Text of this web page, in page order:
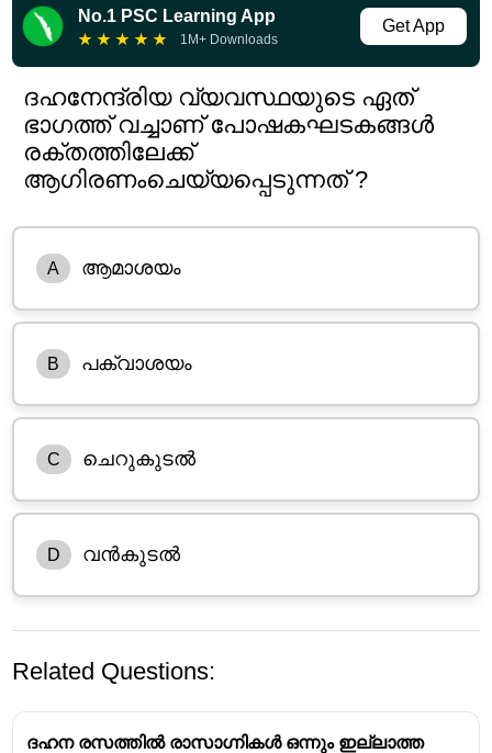
No.1 PSC Learning App
★ ★ ★ ★ ★ 1M+ Downloads
Get App
ദഹനേന്ദ്രിയ വ്യവസ്ഥയുടെ ഏത്
ഭാഗത്ത് വച്ചാണ് പോഷകഘടകങ്ങൾ
രക്തത്തിലേക്ക്
ആഗിരണംചെയ്യപ്പെടുന്നത് ?
A ആമാശയം
B പക്വാശയം
C ചെറുകുടൽ
D വൻകുടൽ
Related Questions:
ദഹന രസത്തിൽ രാസാഗ്നികൾ ഒന്നും ഇല്ലാത്ത